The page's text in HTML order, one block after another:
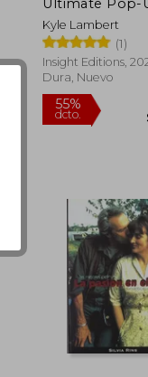
S/ 117,15
S/ 52,72
Book (en
Kyle Lambert
(1)
Insight Editions,
Dura, Nuevo